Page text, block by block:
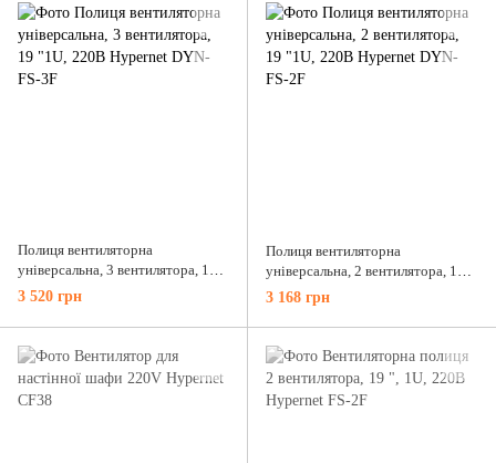
Полиця вентиляторна
універсальна, 3 вентилятора, 19
"1U, 220В Hypernet DYN-FS-3F
3 520 грн
Полиця вентиляторна
універсальна, 2 вентилятора, 19
"1U, 220В Hypernet DYN-FS-2F
3 168 грн